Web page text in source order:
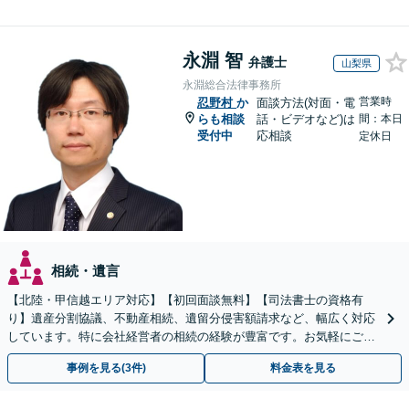
永淵 智 弁護士 山梨県
永淵総合法律事務所
忍野村 か
らも相談
受付中
面談方法(対面・電
話・ビデオなど)は
応相談
営業時
間：本日
定休日
相続・遺言
【北陸・甲信越エリア対応】【初回面談無料】【司法書士の資格有
り】遺産分割協議、不動産相続、遺留分侵害額請求など、幅広く対応
しています。特に会社経営者の相続の経験が豊富です。お気軽にご相
談ください。【休日・夜間面談可】【オンライン面談可】
事例を見る(3件) 料金表を見る